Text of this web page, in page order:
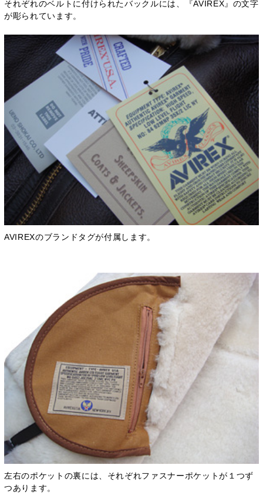
それぞれのベルトに付けられたバックルには、『AVIREX』の文字
が彫られています。
AVIREXのブランドタグが付属します。
左右のポケットの裏には、それぞれファスナーポケットが１つず
つあります。